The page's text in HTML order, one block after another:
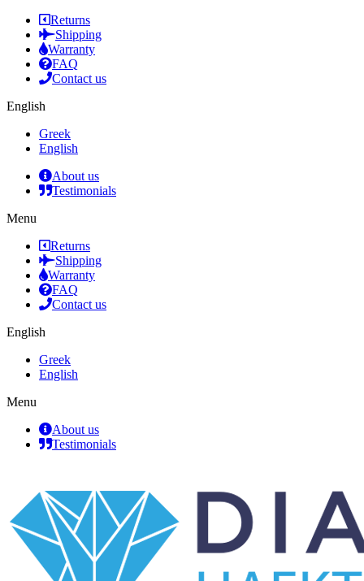
Returns
Shipping
Warranty
FAQ
Contact us
English
Greek
English
About us
Testimonials
Menu
Returns
Shipping
Warranty
FAQ
Contact us
English
Greek
English
Menu
About us
Testimonials